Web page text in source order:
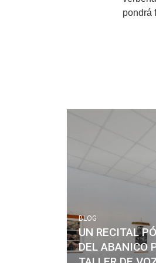
pondrá
BLOG
UN RECITAL
DEL ABANICO